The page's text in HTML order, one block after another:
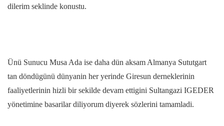
dilerim seklinde konustu.
Ünü Sunucu Musa Ada ise daha dün aksam Almanya Sututgart
tan döndügünü dünyanin her yerinde Giresun derneklerinin
faaliyetlerinin hizli bir sekilde devam ettigini Sultangazi IGEDER
yönetimine basarilar diliyorum diyerek sözlerini tamamladi.